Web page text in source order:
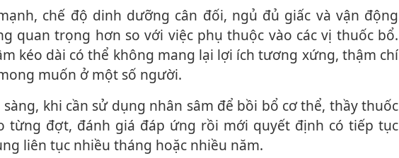
quan trọng hơn so với việc phụ thuộc vào các vị thuốc bổ.
kéo dài có thể không mang lại lợi ích tương xứng, thậm chí
muốn ở một số người.
từng đợt, đánh giá đáp ứng rồi mới quyết định có tiếp tục
liên tục nhiều tháng hoặc nhiều năm.